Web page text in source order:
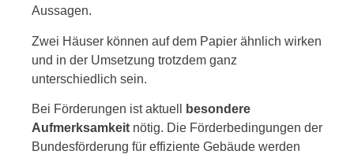
Aussagen.
Zwei Häuser können auf dem Papier ähnlich wirken
und in der Umsetzung trotzdem ganz
unterschiedlich sein.
Bei Förderungen ist aktuell
besondere
Aufmerksamkeit nötig. Die Förderbedingungen der
Bundesförderung für effiziente Gebäude werden